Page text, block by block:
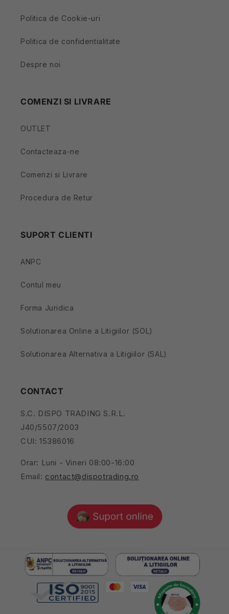
Politica de Cookie-uri
Politica de confidentialitate
Despre noi
COMENZI SI LIVRARE
OUTLET
Contacteaza-ne
Comenzi si Livrare
Procedura de Retur
SUPORT CLIENTI
ANPC
Contul meu
Forma Juridica
Solutionarea Online a Litigiilor (SOL)
Solutionarea Alternativa a Litigiilor (SAL)
CONTACT
S.C. DISPO TRADING S.R.L.
J40/5507/2003
CUI: 15386016
Orar: Luni - Vineri 08:00-16:00
Email: contact@dispotrading.ro